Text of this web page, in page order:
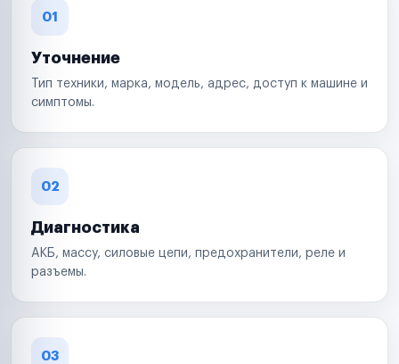
01
Уточнение
Тип техники, марка, модель, адрес, доступ к машине и
симптомы.
02
Диагностика
АКБ, массу, силовые цепи, предохранители, реле и
разъемы.
03